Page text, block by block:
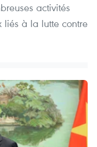
activités
liés à la lutte contre